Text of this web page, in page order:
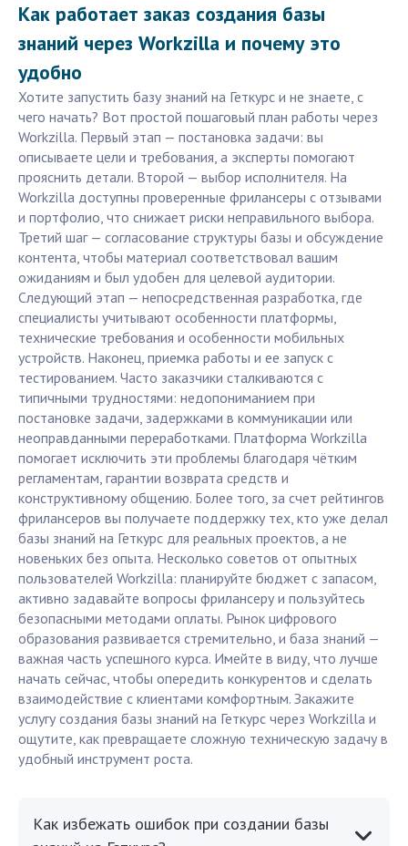
Как работает заказ создания базы
знаний через Workzilla и почему это
удобно
Хотите запустить базу знаний на Геткурс и не знаете, с
чего начать? Вот простой пошаговый план работы через
Workzilla. Первый этап — постановка задачи: вы
описываете цели и требования, а эксперты помогают
прояснить детали. Второй — выбор исполнителя. На
Workzilla доступны проверенные фрилансеры с отзывами
и портфолио, что снижает риски неправильного выбора.
Третий шаг — согласование структуры базы и обсуждение
контента, чтобы материал соответствовал вашим
ожиданиям и был удобен для целевой аудитории.
Следующий этап — непосредственная разработка, где
специалисты учитывают особенности платформы,
технические требования и особенности мобильных
устройств. Наконец, приемка работы и ее запуск с
тестированием. Часто заказчики сталкиваются с
типичными трудностями: недопониманием при
постановке задачи, задержками в коммуникации или
неоправданными переработками. Платформа Workzilla
помогает исключить эти проблемы благодаря чётким
регламентам, гарантии возврата средств и
конструктивному общению. Более того, за счет рейтингов
фрилансеров вы получаете поддержку тех, кто уже делал
базы знаний на Геткурс для реальных проектов, а не
новеньких без опыта. Несколько советов от опытных
пользователей Workzilla: планируйте бюджет с запасом,
активно задавайте вопросы фрилансеру и пользуйтесь
безопасными методами оплаты. Рынок цифрового
образования развивается стремительно, и база знаний —
важная часть успешного курса. Имейте в виду, что лучше
начать сейчас, чтобы опередить конкурентов и сделать
взаимодействие с клиентами комфортным. Закажите
услугу создания базы знаний на Геткурс через Workzilla и
ощутите, как превращаете сложную техническую задачу в
удобный инструмент роста.
Как избежать ошибок при создании базы